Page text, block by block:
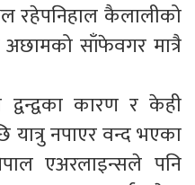
रहेपनिहाल कैलालीको
साँफेवगर मात्रै
कारण र केही
नपाएर वन्द भएका
एअरलाइन्सले पनि